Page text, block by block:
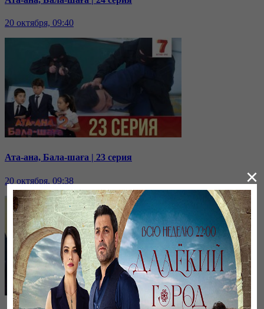
20 октября, 09:40
Ата-ана, Бала-шаға | 23 серия
20 октября, 09:38 ×